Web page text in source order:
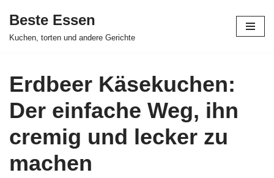
Skip
Beste Essen
Kuchen, torten und andere Gerichte
Erdbeer Käsekuchen:
Der einfache Weg, ihn
cremig und lecker zu
machen